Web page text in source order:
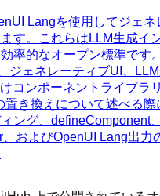
Langを使用してジェ
す。これらはLLM生成イ
率的なオープン標準です
ジェネレーティブUI、
コンポーネントライブラ
置き換えについて述べる際
ング、defineComponent
、およびOpenUI Lang出力